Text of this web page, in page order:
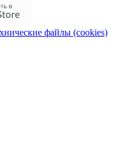
файлы (cookies)